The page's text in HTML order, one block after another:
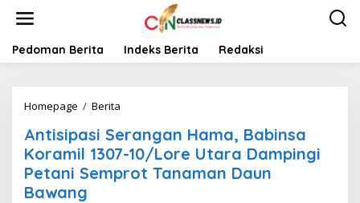
t
Pedoman Berita Indeks Berita Redaksi
Homepage / Berita
t
i
i
Antisipasi Serangan Hama, Babinsa
Koramil 1307-10/Lore Utara Dampingi
Petani Semprot Tanaman Daun
Bawang